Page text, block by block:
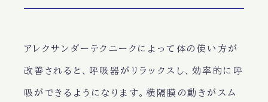
アレクサンダーテクニークによって体の使い方が
改善されると、 呼吸器がリラックス し、 効率的に呼
吸 ができるようになります。 横隔膜の動きがスム